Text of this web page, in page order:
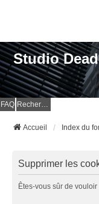
Studio
FAQ Rechercher
Accueil Index du
Supprimer les
Êtes-vous sûr de